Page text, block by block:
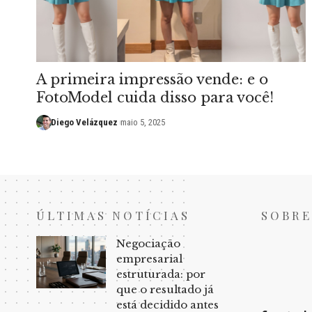
A primeira impressão vende: e o
FotoModel cuida disso para você!
Diego Velázquez maio 5, 2025
ÚLTIMAS NOTÍCIAS
Negociação
empresarial
estruturada: por
que o resultado já
está decidido antes